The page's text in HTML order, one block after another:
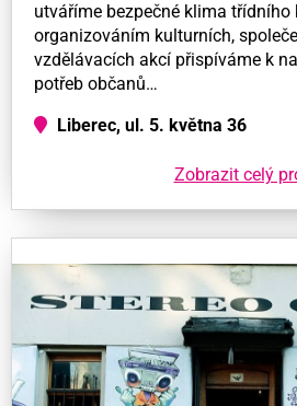
utváříme bezpečné klima třídního
organizováním kulturních,
vzdělávacích akcí přispíváme k
potřeb občanů…
Liberec, ul. 5. května 36
Zobrazit celý